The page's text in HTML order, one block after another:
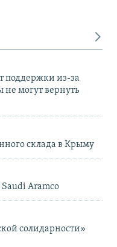
поддержки из-за
не могут вернуть
склада в Крыму
Aramco
солидарности»